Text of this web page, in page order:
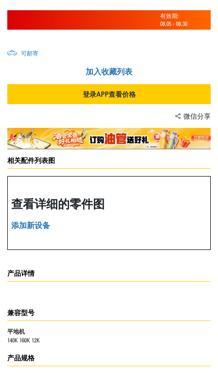
有效期:
08.05 - 08.30
可邮寄
加入收藏列表
登录APP查看价格
微信分享
相关配件列表图
查看详细的零件图
添加新设备
产品详情
兼容型号
平地机
140K 160K 12K
产品规格